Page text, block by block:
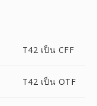
T42 เป็น CFF
T42 เป็น OTF